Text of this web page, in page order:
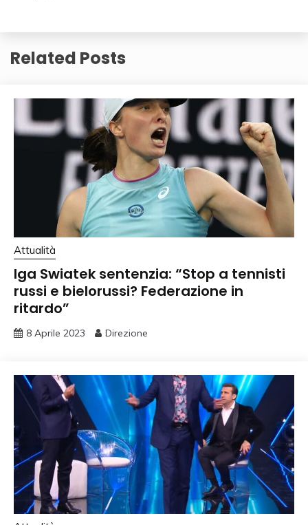
Related Posts
Attualità
Iga Swiatek sentenzia: “Stop a tennisti
russi e bielorussi? Federazione in
ritardo”
8 Aprile 2023 Direzione